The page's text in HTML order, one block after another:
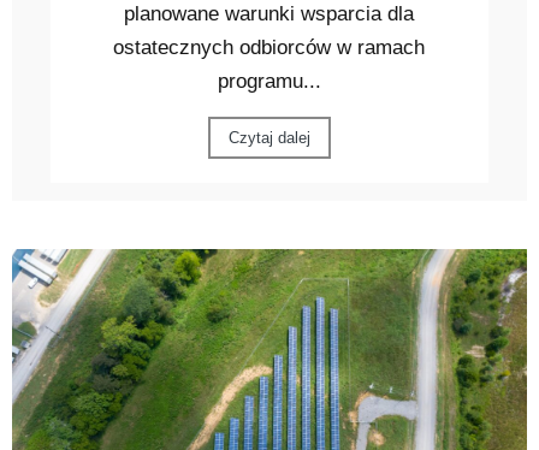
planowane warunki wsparcia dla
ostatecznych odbiorców w ramach
programu...
Czytaj dalej